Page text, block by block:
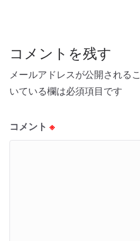
コメントを残す
メールアドレスが公開される
いている欄は必須項目です
コメント ※